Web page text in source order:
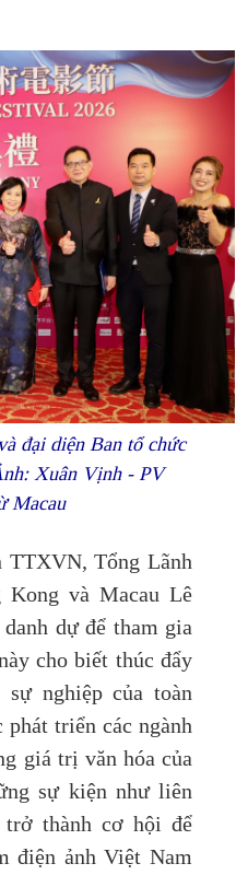
đại diện Ban tổ chức
Xuân Vịnh - PV
Macau
TTXVN, Tổng Lãnh
và Macau Lê
dự để tham gia
cho biết thúc đẩy
nghiệp của toàn
triển các ngành
giá trị văn hóa của
sự kiện như liên
thành cơ hội để
điện ảnh Việt Nam